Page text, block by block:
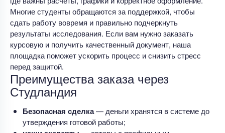
Многие студенты обращаются за поддержкой, чтобы
сдать работу вовремя и правильно подчеркнуть
результаты исследования. Если вам нужно заказать
курсовую и получить качественный документ, наша
площадка поможет ускорить процесс и снизить стресс
перед защитой.
Преимущества заказа через
Студландия
Безопасная сделка— деньги хранятся в системе до
утверждения готовой работы;